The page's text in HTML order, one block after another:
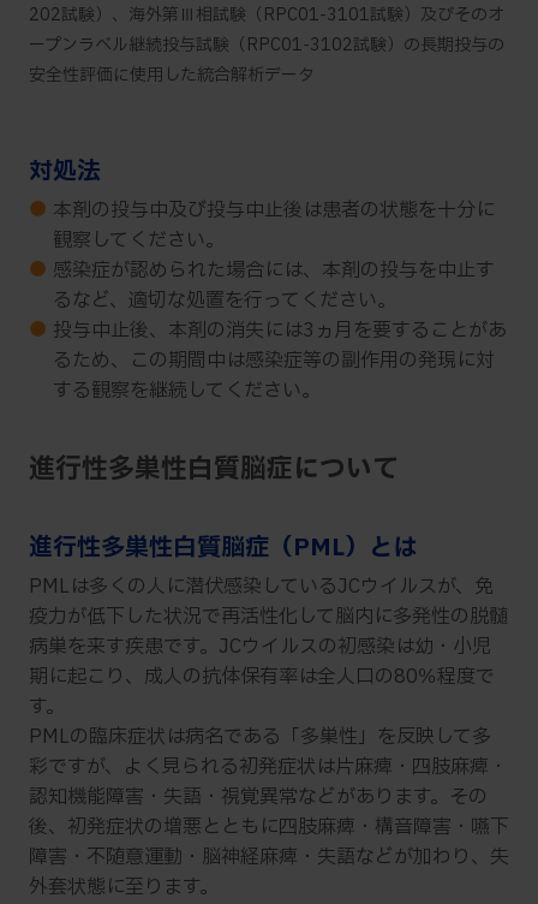
202試験）、海外第Ⅲ相試験（RPC01-3101試験）及びそのオ
ープンラベル継続投与試験（RPC01-3102試験）の長期投与の
安全性評価に使用した統合解析データ
対処法
● 本剤の投与中及び投与中止後は患者の状態を十分に
観察してください。
● 感染症が認められた場合には、本剤の投与を中止す
るなど、適切な処置を行ってください。
● 投与中止後、本剤の消失には3ヵ月を要することがあ
るため、この期間中は感染症等の副作用の発現に対
する観察を継続してください。
進行性多巣性白質脳症について
進行性多巣性白質脳症（PML）とは
PMLは多くの人に潜伏感染しているJCウイルスが、免
疫力が低下した状況で再活性化して脳内に多発性の脱髄
病巣を来す疾患です。JCウイルスの初感染は幼・小児
期に起こり、成人の抗体保有率は全人口の80％程度で
す。
PMLの臨床症状は病名である「多巣性」を反映して多
彩ですが、よく見られる初発症状は片麻痺・四肢麻痺・
認知機能障害・失語・視覚異常などがあります。その
後、初発症状の増悪とともに四肢麻痺・構音障害・嚥下
障害・不随意運動・脳神経麻痺・失語などが加わり、失
外套状態に至ります。